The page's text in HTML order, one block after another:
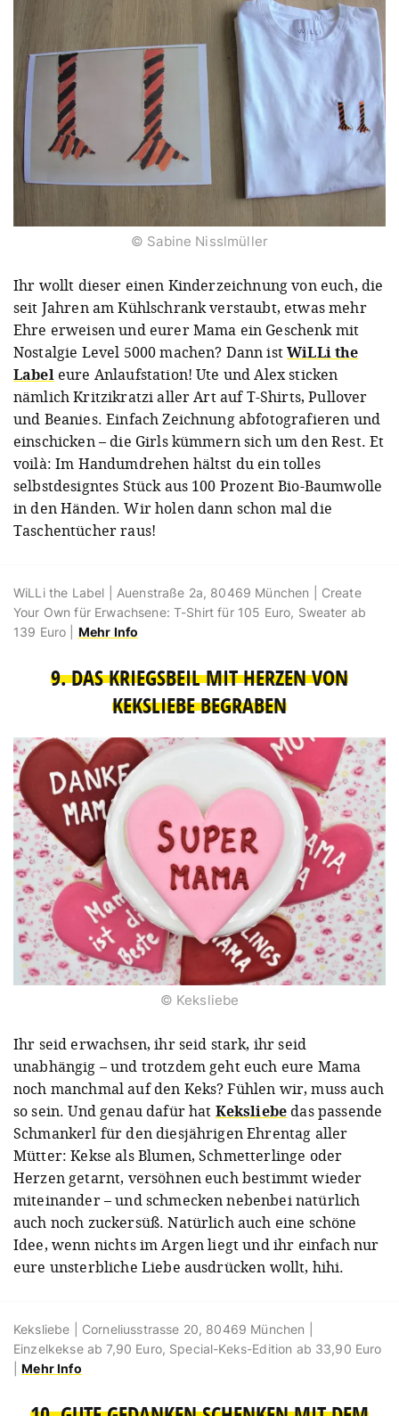
© Sabine Nisslmüller
Ihr wollt dieser einen Kinderzeichnung von euch, die
seit Jahren am Kühlschrank verstaubt, etwas mehr
Ehre erweisen und eurer Mama ein Geschenk mit
Nostalgie Level 5000 machen? Dann istWiLLi the
Labeleure Anlaufstation! Ute und Alex sticken
nämlich Kritzikratzi aller Art auf T-Shirts, Pullover
und Beanies. Einfach Zeichnung abfotografieren und
einschicken – die Girls kümmern sich um den Rest. Et
voilà: Im Handumdrehen hältst du ein tolles
selbstdesigntes Stück aus 100 Prozent Bio-Baumwolle
in den Händen. Wir holen dann schon mal die
Taschentücher raus!
WiLLi the Label | Auenstraße 2a, 80469 München | Create
Your Own für Erwachsene: T-Shirt für 105 Euro, Sweater ab
139 Euro | Mehr Info
9. DAS KRIEGSBEIL MIT HERZEN VON
KEKSLIEBE BEGRABEN
© Keksliebe
Ihr seid erwachsen, ihr seid stark, ihr seid
unabhängig – und trotzdem geht euch eure Mama
noch manchmal auf den Keks? Fühlen wir, muss auch
so sein. Und genau dafür hat Keksliebe das passende
Schmankerl für den diesjährigen Ehrentag aller
Mütter: Kekse als Blumen, Schmetterlinge oder
Herzen getarnt, versöhnen euch bestimmt wieder
miteinander – und schmecken nebenbei natürlich
auch noch zuckersüß. Natürlich auch eine schöne
Idee, wenn nichts im Argen liegt und ihr einfach nur
eure unsterbliche Liebe ausdrücken wollt, hihi.
Keksliebe | Corneliusstrasse 20, 80469 München |
Einzelkekse ab 7,90 Euro, Special-Keks-Edition ab 33,90 Euro
|Mehr Info